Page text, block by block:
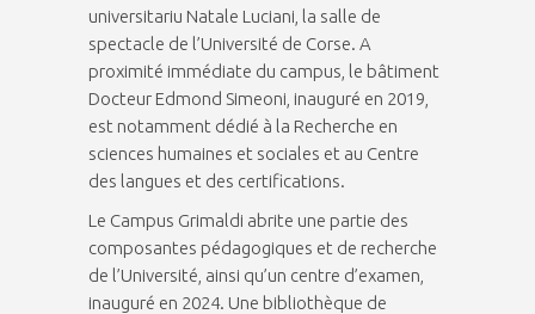
universitariu Natale Luciani, la salle de
spectacle de l’Université de Corse. A
proximité immédiate du campus, le bâtiment
Docteur Edmond Simeoni, inauguré en 2019,
est notamment dédié à la Recherche en
sciences humaines et sociales et au Centre
des langues et des certifications.
Le Campus Grimaldi abrite une partie des
composantes pédagogiques et de recherche
de l’Université, ainsi qu’un centre d’examen,
inauguré en 2024. Une bibliothèque de